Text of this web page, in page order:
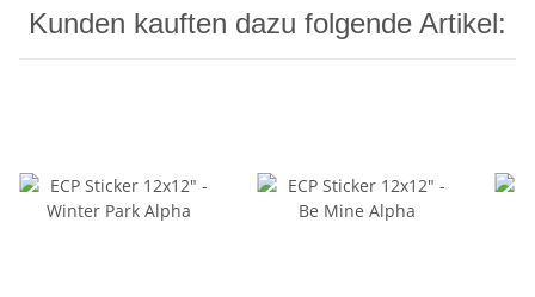
Kunden kauften dazu folgende Artikel: